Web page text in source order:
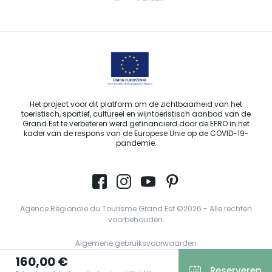
160,00 €
Stuur ons een e-mail
Het project voor dit platform om de zichtbaarheid van het
toeristisch, sportief, cultureel en wijntoeristisch aanbod van de
Grand Est te verbeteren werd gefinancierd door de EFRO in het
kader van de respons van de Europese Unie op de COVID-19-
pandemie.
Agence Régionale du Tourisme Grand Est ©2026 - Alle rechten
voorbehouden.
Algemene gebruiksvoorwaarden